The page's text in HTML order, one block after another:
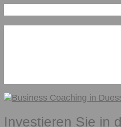
Investieren Sie in